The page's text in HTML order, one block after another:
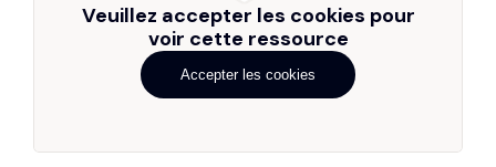
Veuillez accepter les cookies pour
voir cette ressource
Accepter les cookies